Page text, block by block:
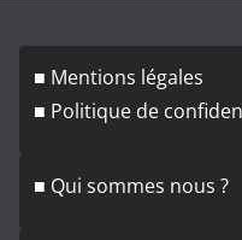
■ Mentions légales
■ Politique de
■ Qui sommes nous ?